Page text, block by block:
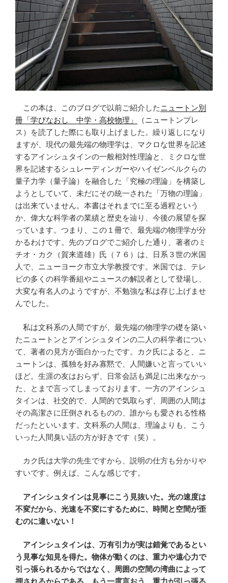
この本は、このブログで以前ご紹介したニュートン別
冊「学びなおし 中学・高校物理」
（ニュートンプレ
ス）を読了した際にも取り上げました。繰り返しになり
ますが、現代の最先端の物理学は、マクロな世界を記述
するアインシュタインの一般相対性理論と、ミクロな世
界を記述するシュレーディンガーやハイゼンベルクらの
量子力学（量子論）を融合した「究極の理論」を構築し
ようとしていて、未だにその統一された「万物の理論」
は出来ていません。本書はそれまでに至る過程という
か、偉大な科学者の業績と歴史を辿り、今後の展望を探
っています。つまり、この１冊で、最先端の物理学が分
かるわけです。先のブログでご紹介した通り、著者のミ
チオ・カク（賀来道雄）氏（７６）は、日系３世の米国
人で、ニューヨーク市立大学教授です。米国では、テレ
ビの多くの科学番組やニュースの解説者として登場し、
大変な有名人のようですが、不勉強な私は存じ上げませ
んでした。
私は文科系の人間ですが、最先端の物理学の礎を築い
たニュートンとアインシュタインの二人の科学者につい
て、著者の見方が面白かったです。カク氏によると、ニ
ュートンは、孤独を好み寡黙で、人間嫌いと言っていい
ほど。生涯の友はおらず、日常会話も満足に出来なかっ
た、とまで言ってしまっております。一方のアインシュ
タインは、社交的で、人間的で気取らず、周囲の人間は
その高潔さに圧倒されるものの、誰からも愛される性格
だったといいます。文科系の人間は、理論よりも、こう
いった人間臭い話の方が好きです（笑）。
カク氏は大学の先生ですから、説明の仕方も分かりや
すいです。例えば、こんな感じです。
アインシュタインは見事にこう見抜いた。光の速度は
不変だから、光速を不変にするために、時間と空間が歪
むのに違いない！
アインシュタインは、万有引力が実は錯覚であるとい
う見事な知見を得た。物体が動くのは、重力や遠心力で
引っ張られるからではなく、周囲の空間の湾曲によって
押されるからである。もう一度言おう。重力が引っ張る